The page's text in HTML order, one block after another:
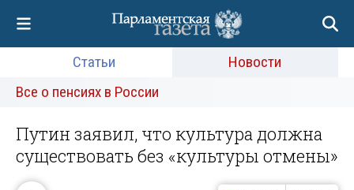
Статьи
Новости
Все о пенсиях в России
Путин заявил, что культура должна
существовать без «культуры отмены»